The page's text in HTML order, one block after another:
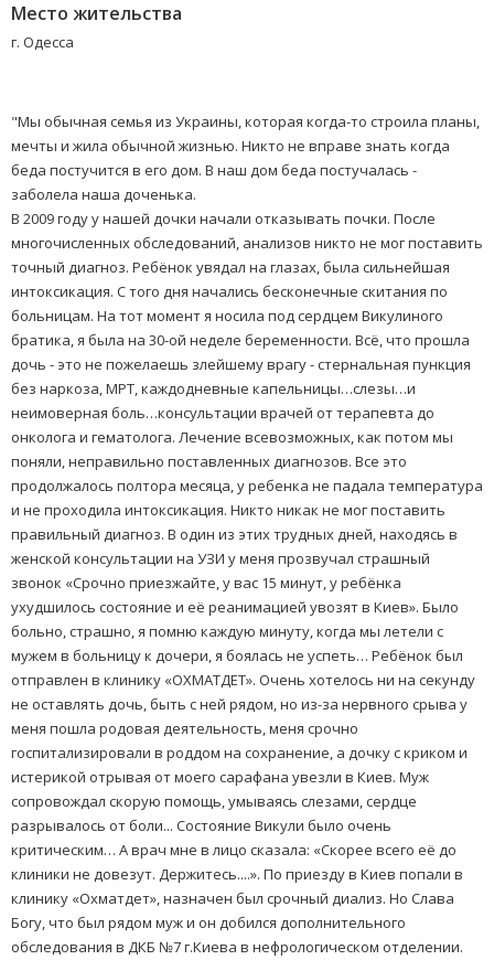
Место жительства
г. Одесса
"Мы обычная семья из Украины, которая когда-то строила планы,
мечты и жила обычной жизнью. Никто не вправе знать когда
беда постучится в его дом. В наш дом беда постучалась -
заболела наша доченька.
В 2009 году у нашей дочки начали отказывать почки. После
многочисленных обследований, анализов никто не мог поставить
точный диагноз. Ребёнок увядал на глазах, была сильнейшая
интоксикация. С того дня начались бесконечные скитания по
больницам. На тот момент я носила под сердцем Викулиного
братика, я была на 30-ой неделе беременности. Всё, что прошла
дочь - это не пожелаешь злейшему врагу - стернальная пункция
без наркоза, МРТ, каждодневные капельницы…слезы…и
неимоверная боль…консультации врачей от терапевта до
онколога и гематолога. Лечение всевозможных, как потом мы
поняли, неправильно поставленных диагнозов. Все это
продолжалось полтора месяца, у ребенка не падала температура
и не проходила интоксикация. Никто никак не мог поставить
правильный диагноз. В один из этих трудных дней, находясь в
женской консультации на УЗИ у меня прозвучал страшный
звонок «Срочно приезжайте, у вас 15 минут, у ребёнка
ухудшилось состояние и её реанимацией увозят в Киев». Было
больно, страшно, я помню каждую минуту, когда мы летели с
мужем в больницу к дочери, я боялась не успеть… Ребёнок был
отправлен в клинику «ОХМАТДЕТ». Очень хотелось ни на секунду
не оставлять дочь, быть с ней рядом, но из-за нервного срыва у
меня пошла родовая деятельность, меня срочно
госпитализировали в роддом на сохранение, а дочку с криком и
истерикой отрывая от моего сарафана увезли в Киев. Муж
сопровождал скорую помощь, умываясь слезами, сердце
разрывалось от боли... Состояние Викули было очень
критическим… А врач мне в лицо сказала: «Скорее всего её до
клиники не довезут. Держитесь....». По приезду в Киев попали в
клинику «Охматдет», назначен был срочный диализ. Но Слава
Богу, что был рядом муж и он добился дополнительного
обследования в ДКБ №7 г.Киева в нефрологическом отделении.